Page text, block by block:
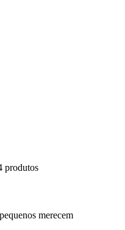
produtos
merecem